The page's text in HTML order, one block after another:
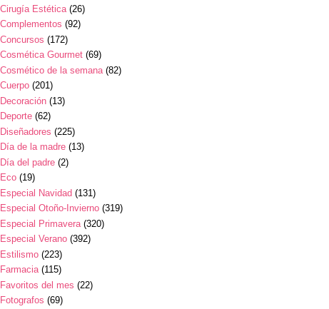
Cirugía Estética (26)
Complementos (92)
Concursos (172)
Cosmética Gourmet (69)
Cosmético de la semana (82)
Cuerpo (201)
Decoración (13)
Deporte (62)
Diseñadores (225)
Día de la madre (13)
Día del padre (2)
Eco (19)
Especial Navidad (131)
Especial Otoño-Invierno (319)
Especial Primavera (320)
Especial Verano (392)
Estilismo (223)
Farmacia (115)
Favoritos del mes (22)
Fotografos (69)